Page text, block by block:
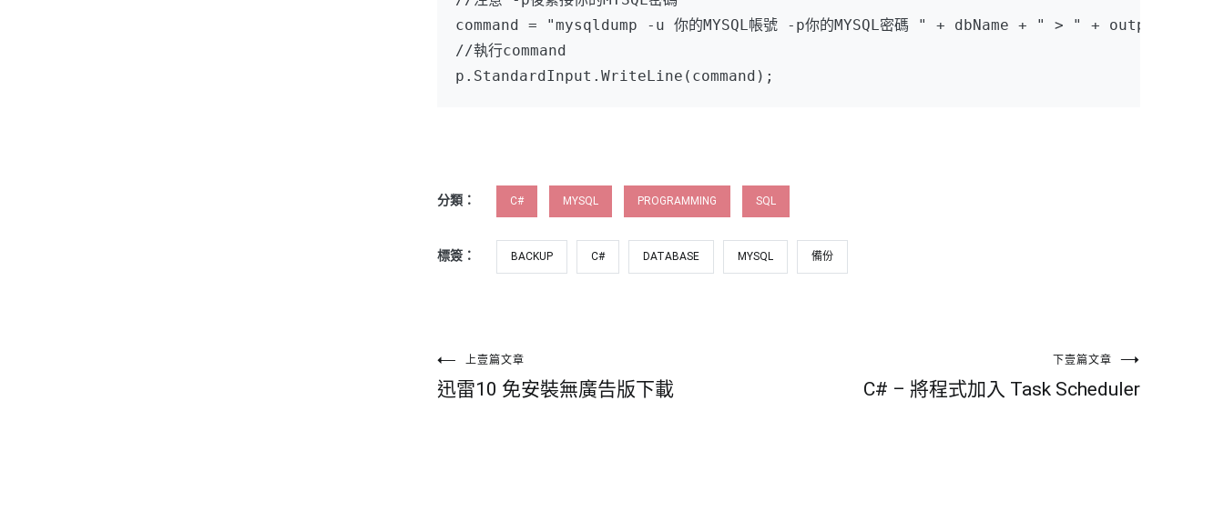
command = "mysqldump -u 你的MYSQL帳號 -p你的MYSQL密碼 " + dbName + " > " +
//執行command
分類： C# MYSQL PROGRAMMING SQL
標簽： BACKUP C# DATABASE MYSQL 備份
文
章
上壹篇文章
迅雷10 免安裝無廣告版下載
下壹篇文章
C# – 將程式加入 Task Scheduler